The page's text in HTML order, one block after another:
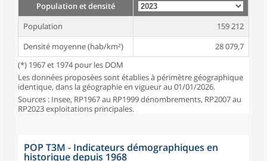
Population et densité
Population
159 212
Densité moyenne (hab/km²)
28 079,7
(*) 1967 et 1974 pour les DOM
Les données proposées sont établies à périmètre géographique
identique, dans la géographie en vigueur au 01/01/2026.
Sources : Insee, RP1967 au RP1999 dénombrements, RP2007 au
RP2023 exploitations principales.
POP T3M - Indicateurs démographiques en
historique depuis 1968